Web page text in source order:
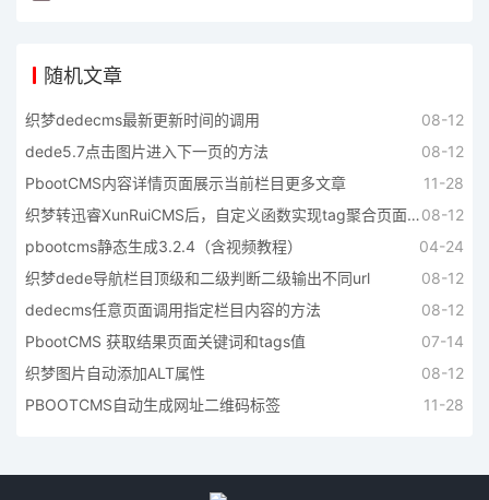
随机文章
织梦dedecms最新更新时间的调用
08-12
dede5.7点击图片进入下一页的方法
08-12
PbootCMS内容详情页面展示当前栏目更多文章
11-28
织梦转迅睿XunRuiCMS后，自定义函数实现tag聚合页面显示不同标题颜色类似织梦页面的功能 08-12
pbootcms静态生成3.2.4（含视频教程）
04-24
织梦dede导航栏目顶级和二级判断二级输出不同url
08-12
dedecms任意页面调用指定栏目内容的方法
08-12
PbootCMS 获取结果页面关键词和tags值
07-14
织梦图片自动添加ALT属性
08-12
PBOOTCMS自动生成网址二维码标签
11-28